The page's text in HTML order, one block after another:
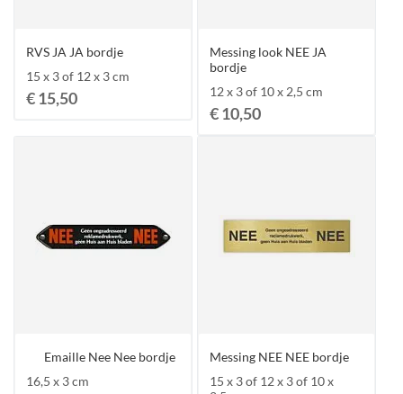
RVS JA JA bordje
15 x 3 of 12 x 3 cm
€ 15,50
Messing look NEE JA
bordje
12 x 3 of 10 x 2,5 cm
€ 10,50
Emaille Nee Nee bordje
16,5 x 3 cm
Messing NEE NEE bordje
15 x 3 of 12 x 3 of 10 x